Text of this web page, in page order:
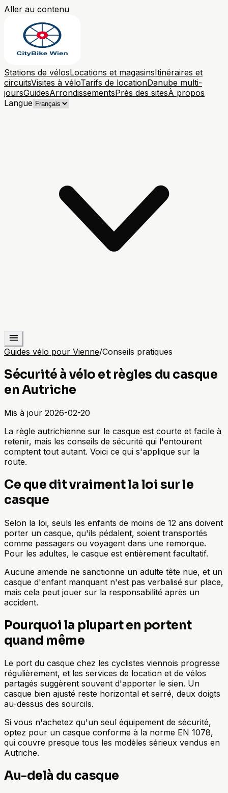
Aller au contenu
Stations de vélosLocations et magasinsItinéraires et
circuitsVisites à véloTarifs de locationDanube multi-
joursGuidesArrondissementsPrès des sitesÀ propos
Langue
Guides vélo pour Vienne/Conseils pratiques
Sécurité à vélo et règles du casque
en Autriche
Mis à jour 2026-02-20
La règle autrichienne sur le casque est courte et facile à
retenir, mais les conseils de sécurité qui l'entourent
comptent tout autant. Voici ce qui s'applique sur la
route.
Ce que dit vraiment la loi sur le
casque
Selon la loi, seuls les enfants de moins de 12 ans doivent
porter un casque, qu'ils pédalent, soient transportés
comme passagers ou voyagent dans une remorque.
Pour les adultes, le casque est entièrement facultatif.
Aucune amende ne sanctionne un adulte tête nue, et un
casque d'enfant manquant n'est pas verbalisé sur place,
mais cela peut jouer sur la responsabilité après un
accident.
Pourquoi la plupart en portent
quand même
Le port du casque chez les cyclistes viennois progresse
régulièrement, et les services de location et de vélos
partagés suggèrent souvent d'apporter le sien. Un
casque bien ajusté reste horizontal et serré, deux doigts
au-dessus des sourcils.
Si vous n'achetez qu'un seul équipement de sécurité,
optez pour un casque conforme à la norme EN 1078,
qui couvre presque tous les modèles sérieux vendus en
Autriche.
Au-delà du casque